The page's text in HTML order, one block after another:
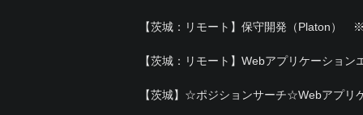
【茨城：リモート】保守開発（Platon）
【茨城：リモート】Webアプリケーショ
【茨城】☆ポジションサーチ☆Webアプ